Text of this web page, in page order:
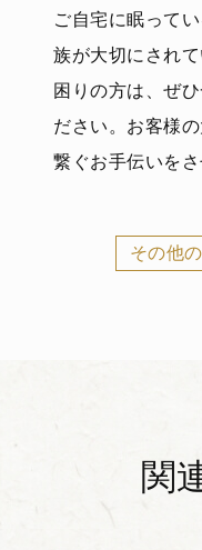
ご自宅に眠って
族が大切にされ
困りの方は、ぜ
ださい。お客様
繋ぐお手伝いをさ
その他
関